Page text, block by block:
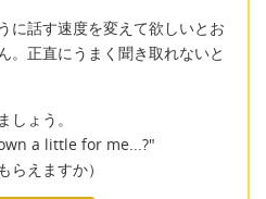
に話す速度を変えて欲しいとお
。正直にうまく聞き取れないと
しょう。
a little for me...?"
らえますか）